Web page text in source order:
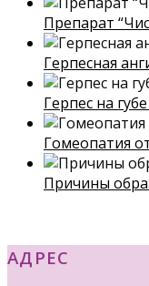
Препарат
Герпесная
Герпес на
Гомеопатия
Причины
АДРЕС